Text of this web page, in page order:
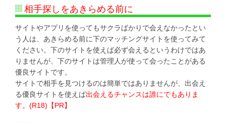
相手探しをあきらめる前に
サイトやアプリを使ってもサクラばかりで会えなかったとい
う人は、あきらめる前に下のマッチングサイトを使ってみて
ください。下のサイトを使えば必ず会えるというわけではあ
りませんが、下のサイトは管理人が使って会ったことがある
優良サイトです。
サイトで相手を見つけるのは簡単ではありませんが、出会え
る優良サイトを使えば出会えるチャンスは誰にでもありま
す。 (R18)【PR】